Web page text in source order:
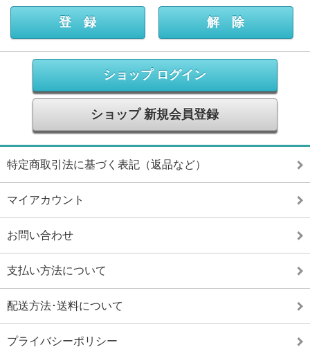
ショップ ログイン
ショップ 新規会員登録
特定商取引法に基づく表記（返品など）
マイアカウント
お問い合わせ
支払い方法について
配送方法･送料について
プライバシーポリシー